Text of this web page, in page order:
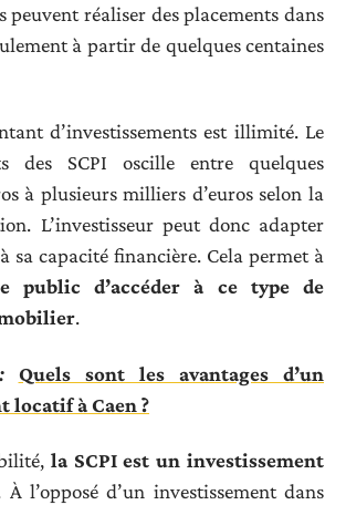
peuvent réaliser des placements dans
à partir de quelques centaines
d’investissements est illimité. Le
des SCPI oscille entre quelques
à plusieurs milliers d’euros selon la
L’investisseur peut donc adapter
sa capacité financière. Cela permet à
public d’accéder à ce type de
.
Quels sont les avantages d’un
locatif à Caen ?
la SCPI est un investissement
À l’opposé d’un investissement dans